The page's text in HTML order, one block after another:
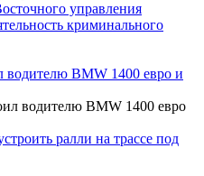
управления
криминального
водителю BMW 1400 евро и
ралли на трассе под